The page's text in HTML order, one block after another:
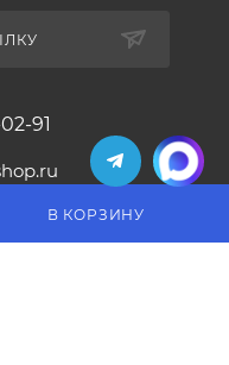
В КОРЗИНУ
91
торговое